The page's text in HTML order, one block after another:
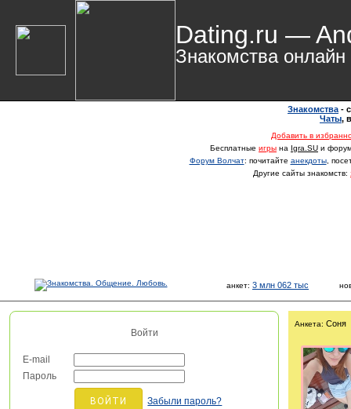
Dating.ru —
Знакомства онлайн
Знакомства -
Чаты,
Добавить в
Бесплатные игры на Igra.SU и
Форум Волчат: почитайте анекдоты,
Другие сайты знакомств:
анкет: 3 млн 062 тыс
Войти
E-mail
Пароль
Забыли пароль?
Анкета: Соня